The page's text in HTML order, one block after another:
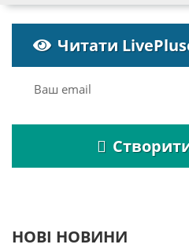
Читати
НОВІ НОВИНИ